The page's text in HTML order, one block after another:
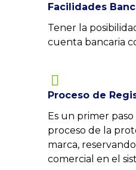
Facilidades
Tener la
cuenta bancaria
Proceso de
Es un primer paso
proceso de la
marca,
comercial en el